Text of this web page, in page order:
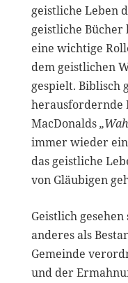
geistliche Leben
geistliche
eine wichtige
dem geistlichen
gespielt. Biblisch
herausfordernde
MacDonalds
immer wieder
das geistliche
von Gläubigen
Geistlich
anderes als
Gemeinde
und der